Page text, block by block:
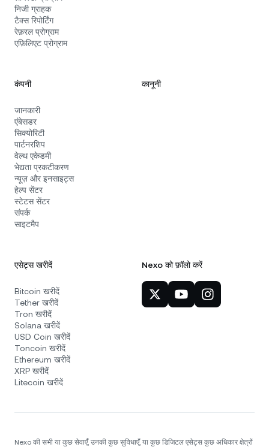
निजी ग्राहक
टैक्स रिपोर्टिंग
रेफ़रल प्रोग्राम
एफ़िलिएट प्रोग्राम
कंपनी
जानकारी
एंबेसडर
सिक्योरिटी
पार्टनरशिप
वेल्थ एकेडमी
भेद्यता प्रकटीकरण
न्यूज़ और इनसाइट्स
हेल्प सेंटर
स्टेटस सेंटर
संपर्क
साइटमैप
कानूनी
एसेट्स खरीदें
Bitcoin खरीदें
Tether खरीदें
Tron खरीदें
Solana खरीदें
USD Coin खरीदें
Toncoin खरीदें
Ethereum खरीदें
XRP खरीदें
Litecoin खरीदें
Nexo को फ़ॉलो करें
Nexo की सभी या कुछ सेवाएँ, उनकी कुछ सुविधाएँ, या कुछ डिजिटल एसेट्स कुछ अधिकार क्षेत्रों